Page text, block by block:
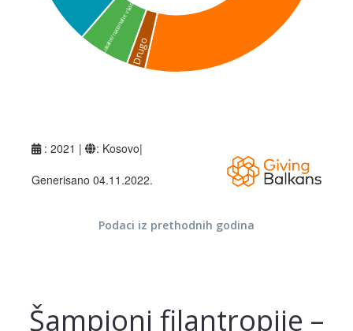
Podaci iz prethodnih godina
Šampioni filantropije –